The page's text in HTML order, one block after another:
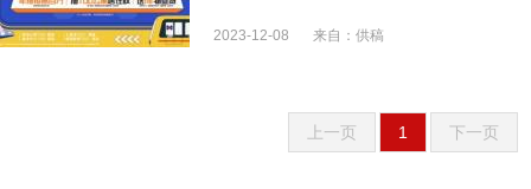
2023-12-08 来自：供稿
上一页 1 下一页